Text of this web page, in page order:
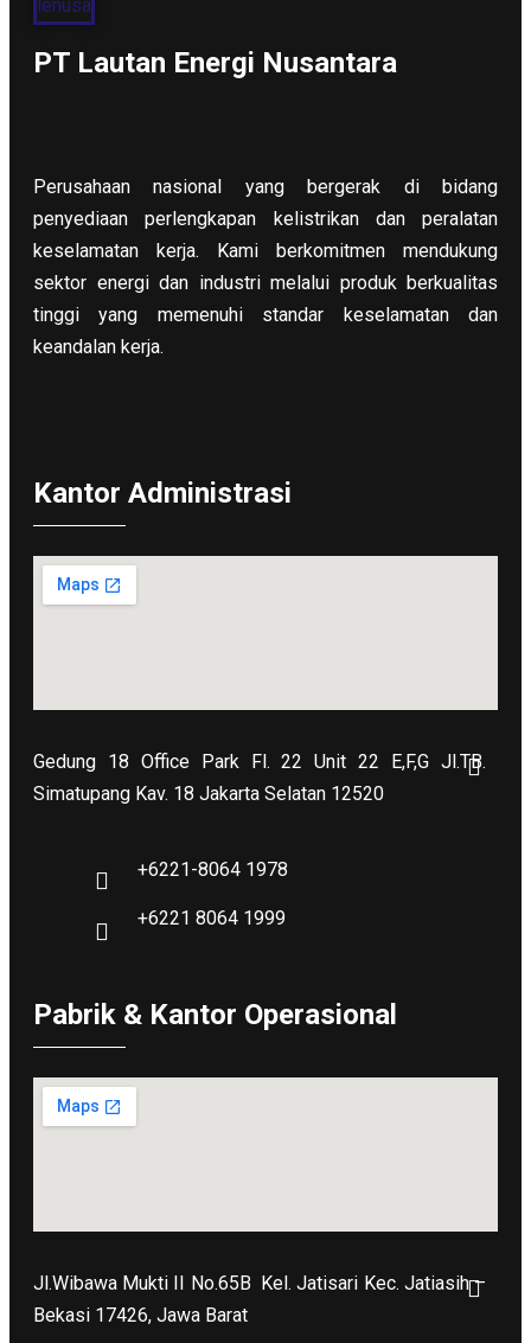
PT Lautan Energi Nusantara
Perusahaan nasional yang bergerak di bidang
penyediaan perlengkapan kelistrikan dan peralatan
keselamatan kerja. Kami berkomitmen mendukung
sektor energi dan industri melalui produk berkualitas
tinggi yang memenuhi standar keselamatan dan
keandalan kerja.
Kantor Administrasi
Gedung 18 Office Park Fl. 22 Unit 22 E,F,G Jl.TB.
Simatupang Kav. 18 Jakarta Selatan 12520
+6221-8064 1978
+6221 8064 1999
Pabrik & Kantor Operasional
Jl.Wibawa Mukti II No.65B
Kel. Jatisari Kec. Jatiasih –
Bekasi 17426, Jawa Barat